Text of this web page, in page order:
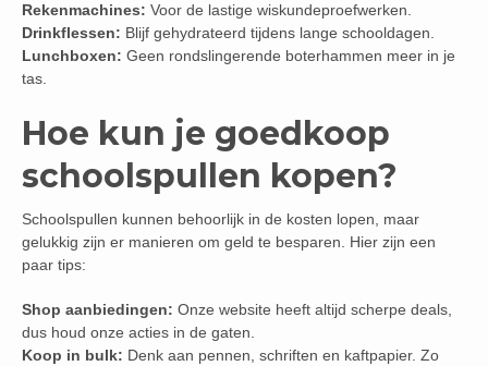
Rekenmachines: Voor de lastige wiskundeproefwerken.
Drinkflessen: Blijf gehydrateerd tijdens lange schooldagen.
Lunchboxen: Geen rondslingerende boterhammen meer in je
tas.
Hoe kun je goedkoop
schoolspullen kopen?
Schoolspullen kunnen behoorlijk in de kosten lopen, maar
gelukkig zijn er manieren om geld te besparen. Hier zijn een
paar tips:
Shop aanbiedingen: Onze website heeft altijd scherpe deals,
dus houd onze acties in de gaten.
Koop in bulk: Denk aan pennen, schriften en kaftpapier. Zo